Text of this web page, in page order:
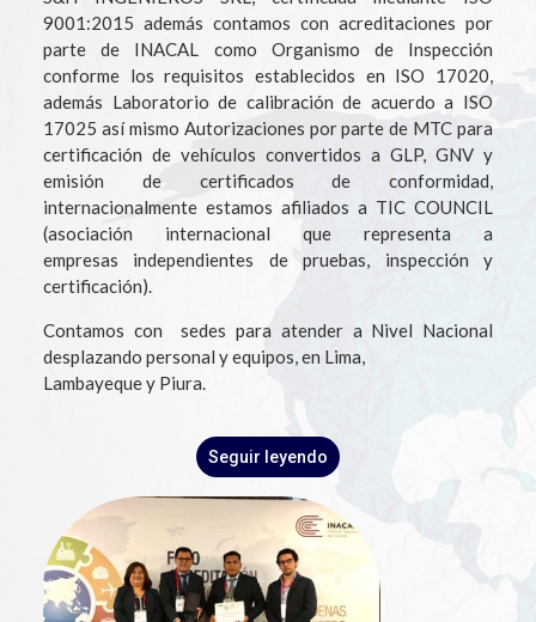
9001:2015 además contamos con acreditaciones por
parte de INACAL como Organismo de Inspección
conforme los requisitos establecidos en ISO 17020,
además Laboratorio de calibración de acuerdo a ISO
17025 así mismo Autorizaciones por parte de MTC para
certificación de vehículos convertidos a GLP, GNV y
emisión de certificados de conformidad,
internacionalmente estamos afiliados a TIC COUNCIL
(asociación internacional que representa a
empresas independientes de pruebas, inspección y
certificación).
Contamos con sedes para atender a Nivel Nacional
desplazando personal y equipos, en Lima,
Lambayeque y Piura.
Seguir leyendo